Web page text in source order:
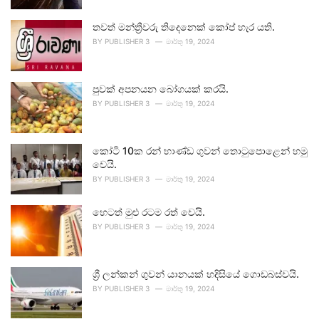
තවත් මන්ත්‍රීවරු තිදෙනෙක් කෝප් හැර යති.
BY PUBLISHER 3 මාර්තු 19, 2024
පුවක් අපනයන බෝගයක් කරයි.
BY PUBLISHER 3 මාර්තු 19, 2024
කෝටි 10ක රන් භාණ්ඩ ගුවන් තොටුපොළෙන් හමු
වෙයි.
BY PUBLISHER 3 මාර්තු 19, 2024
හෙටත් මුළු රටම රත් වෙයි.
BY PUBLISHER 3 මාර්තු 19, 2024
ශ්‍රී ලන්කන් ගුවන් යානයක් හදිසියේ ගොඩබස්වයි.
BY PUBLISHER 3 මාර්තු 19, 2024